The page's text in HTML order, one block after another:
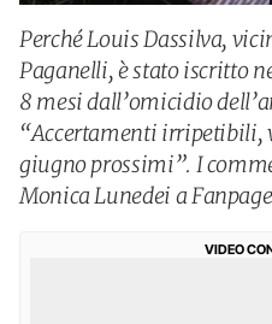
Perché Louis Dassilva,
Paganelli, è stato iscritto
8 mesi dall’omicidio
“Accertamenti irripetibili,
giugno prossimi”. I
Monica Lunedei a
VIDEO